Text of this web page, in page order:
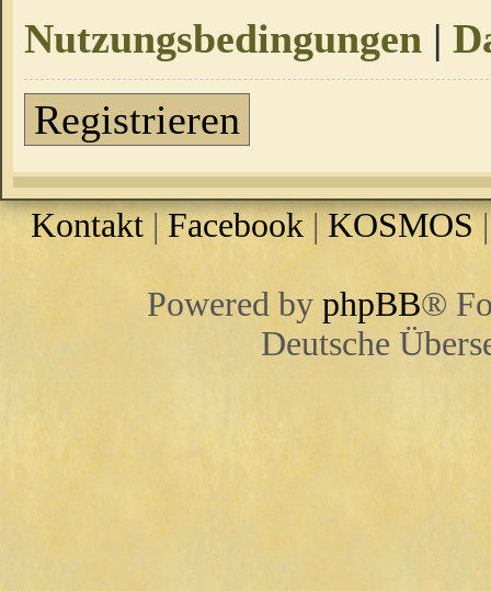
Nutzungsbedingungen |
Registrieren
Kontakt | Facebook |KOSMOS
Powered by phpBB®
Deutsche